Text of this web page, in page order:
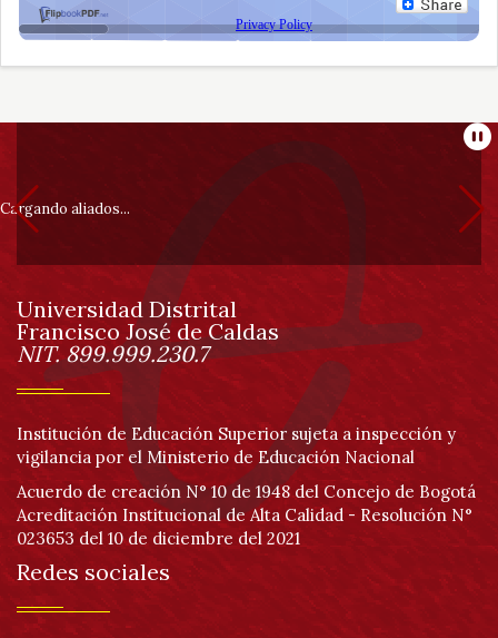
Información
pie
de
página
Cargando aliados...
Información
Universidad Distrital
Francisco José de Caldas
NIT. 899.999.230.7
Institución de Educación Superior sujeta a inspección y
vigilancia por el Ministerio de Educación Nacional
Acuerdo de creación N° 10 de 1948 del Concejo de Bogotá
Acreditación Institucional de Alta Calidad - Resolución N°
023653 del 10 de diciembre del 2021
Redes sociales